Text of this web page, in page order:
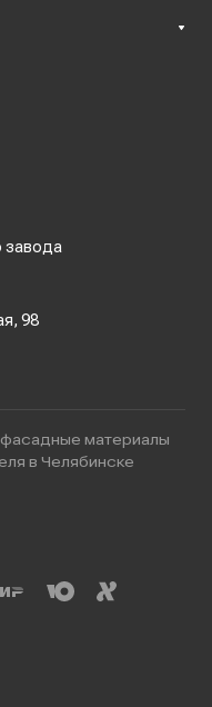
завода
98
материалы
в Челябинске